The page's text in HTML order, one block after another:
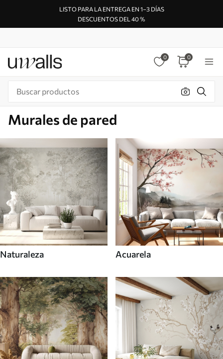
LISTO PARA LA ENTREGA EN 1–3 DÍAS
DESCUENTOS DEL 40 %
0 0
Murales de pared
Naturaleza Acuarela